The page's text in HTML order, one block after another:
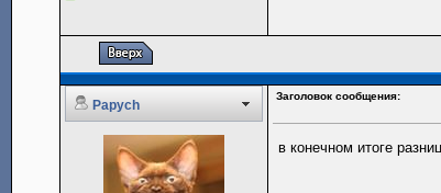
Papych
Заголовок сообщения:
в конечном итоге